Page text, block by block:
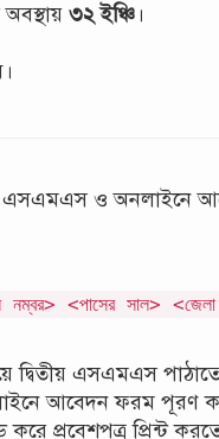
৩২ ইঞ্চি ।
এসএমএস ও অনলাইনে
<পাসের সাল>
দ্বিতীয় এসএমএস
আবেদন ফরম পূরণ
প্রবেশপত্র প্রিন্ট